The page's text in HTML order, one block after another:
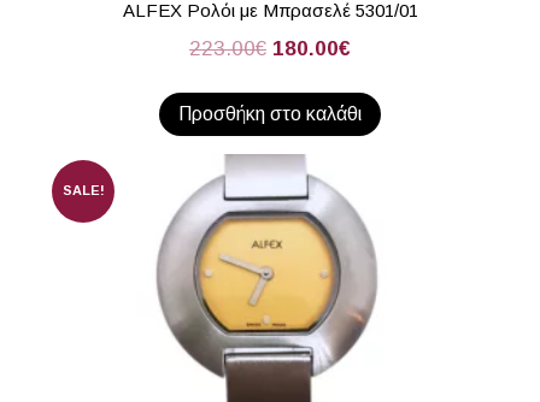
ALFEX Ρολόι με Μπρασελέ 5301/01
223.00€ 180.00€
Προσθήκη στο καλάθι
SALE!